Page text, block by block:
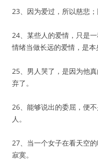
23、因为爱过，所以慈悲；
24、某些人的爱情，只是
情绪当做长远的爱情，是本
25、男人哭了，是因为他
弃了。
26、能够说出的委屈，便
人。
27、当一个女子在看天空
寂寞。